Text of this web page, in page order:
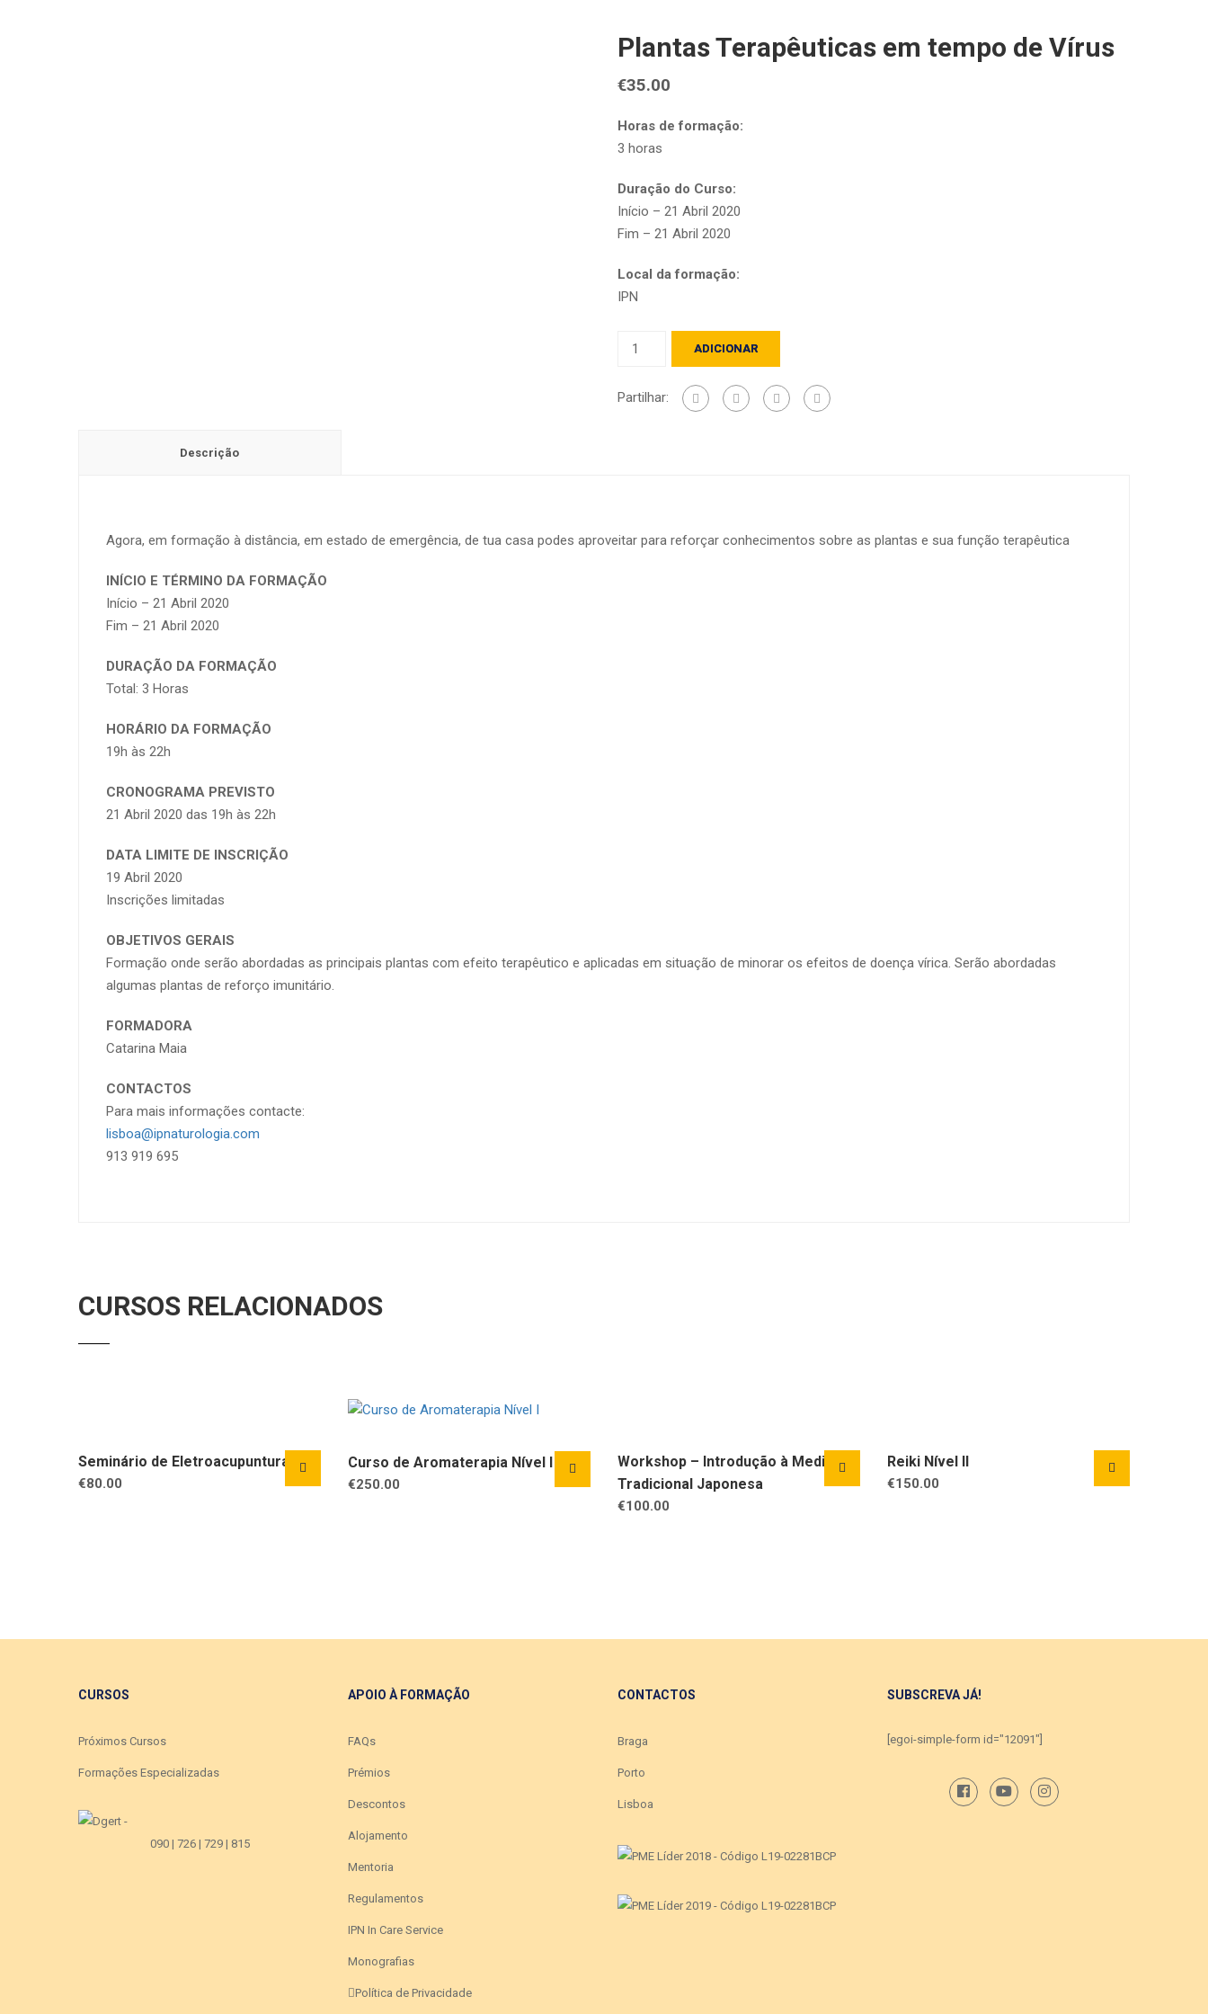
Plantas Terapêuticas em tempo de Vírus
€35.00
Horas de formação:
3 horas
Duração do Curso:
Início – 21 Abril 2020
Fim – 21 Abril 2020
Local da formação:
IPN
Quantidade
Terapêuticas
ADICIONAR
Partilhar:
Descrição
Agora, em formação à distância, em estado de emergência, de tua casa podes aproveitar para reforçar conhecimentos sobre as plantas e sua função terapêutica
INÍCIO E TÉRMINO DA FORMAÇÃO
Início – 21 Abril 2020
Fim – 21 Abril 2020
DURAÇÃO DA FORMAÇÃO
Total: 3 Horas
HORÁRIO DA FORMAÇÃO
19h às 22h
CRONOGRAMA PREVISTO
21 Abril 2020 das 19h às 22h
DATA LIMITE DE INSCRIÇÃO
19 Abril 2020
Inscrições limitadas
OBJETIVOS GERAIS
Formação onde serão abordadas as principais plantas com efeito terapêutico e aplicadas em situação de minorar os efeitos de doença vírica. Serão abordadas
algumas plantas de reforço imunitário.
FORMADORA
Catarina Maia
CONTACTOS
Para mais informações contacte:
lisboa@ipnaturologia.com
913 919 695
CURSOS RELACIONADOS
Seminário de Eletroacupuntura
€80.00
Curso de Aromaterapia Nível I
€250.00
Workshop – Introdução à Medicina
Tradicional Japonesa
€100.00
Reiki Nível II
€150.00
CURSOS
Próximos Cursos
Formações Especializadas
090 | 726 | 729 | 815
APOIO À FORMAÇÃO
FAQs
Prémios
Descontos
Alojamento
Mentoria
Regulamentos
IPN In Care Service
Monografias
Política de Privacidade
CONTACTOS
Braga
Porto
Lisboa
SUBSCREVA JÁ!
[egoi-simple-form id="12091"]